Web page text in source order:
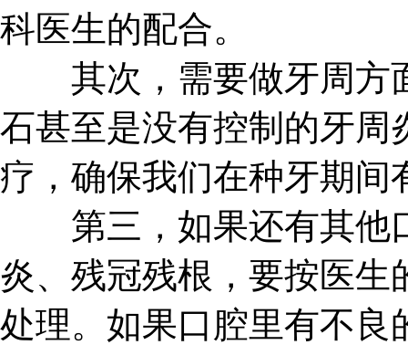
科医生的配合。
其次，需要做牙周方
石甚至是没有控制的牙周
疗，确保我们在种牙期间
第三，如果还有其他
炎、残冠残根，要按医生
处理。如果口腔里有不良